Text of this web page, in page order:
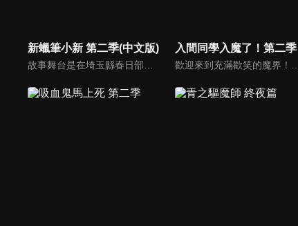
新蠟筆小新 第二季(中文版) 入間同學入魔了！第二季